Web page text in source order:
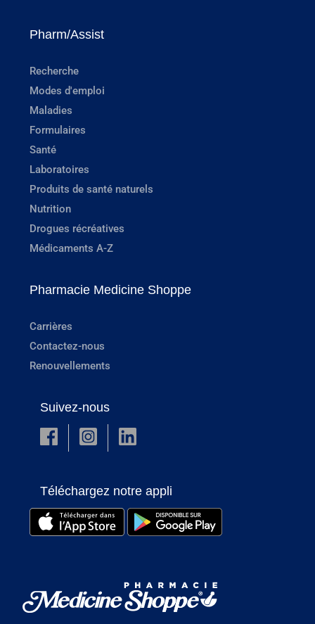
Pharm/Assist
Recherche
Modes d'emploi
Maladies
Formulaires
Santé
Laboratoires
Produits de santé naturels
Nutrition
Drogues récréatives
Médicaments A-Z
Pharmacie Medicine Shoppe
Carrières
Contactez-nous
Renouvellements
Suivez-nous
Téléchargez notre appli